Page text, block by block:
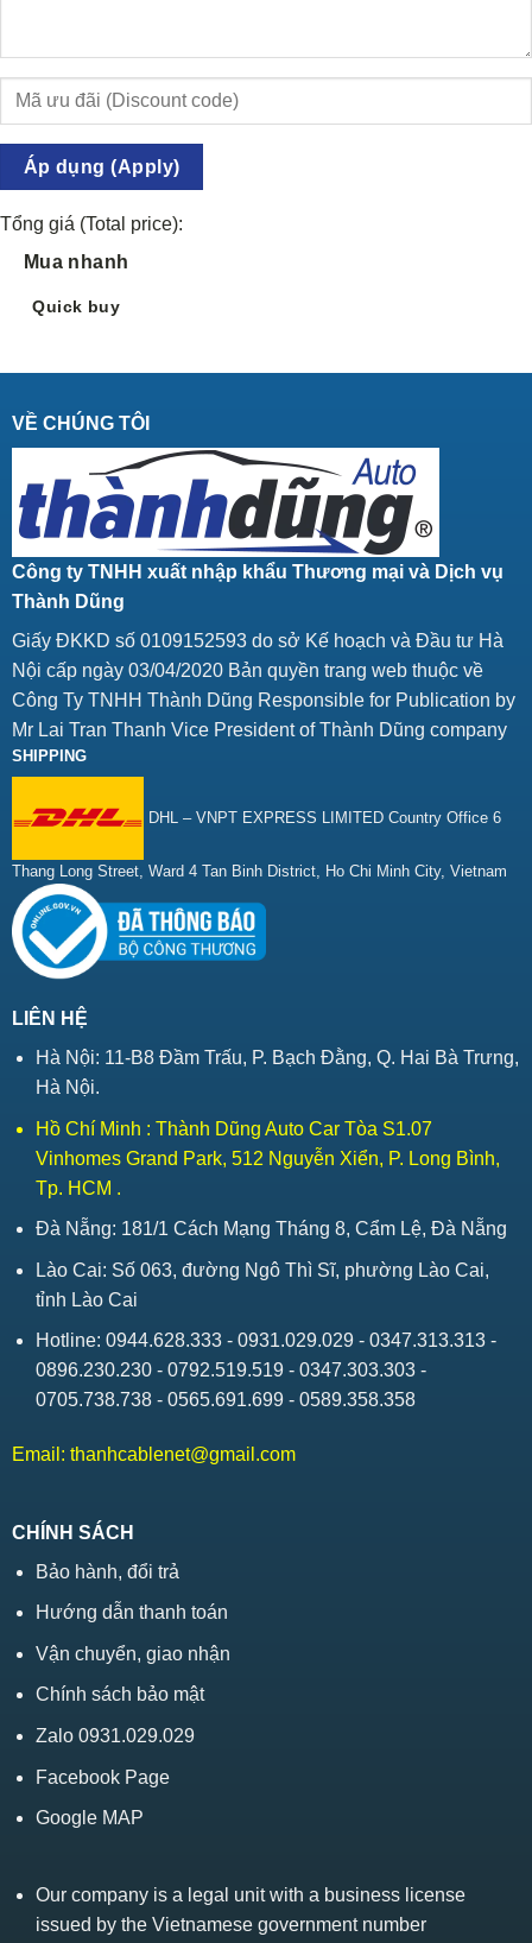
Áp dụng (Apply)
Tổng giá (Total price):
Mua nhanh
Quick buy
VỀ CHÚNG TÔI
Công ty TNHH xuất nhập khẩu Thương mại và Dịch vụ
Thành Dũng
Giấy ĐKKD số 0109152593 do sở Kế hoạch và Đầu tư Hà
Nội cấp ngày 03/04/2020 Bản quyền trang web thuộc về
Công Ty TNHH Thành Dũng Responsible for Publication by
Mr Lai Tran Thanh Vice President of Thành Dũng company
SHIPPING
DHL – VNPT EXPRESS LIMITED Country Office 6
Thang Long Street, Ward 4 Tan Binh District, Ho Chi Minh City, Vietnam
LIÊN HỆ
Hà Nội: 11-B8 Đầm Trấu, P. Bạch Đằng, Q. Hai Bà Trưng,
Hà Nội.
Hồ Chí Minh : Thành Dũng Auto Car Tòa S1.07
Vinhomes Grand Park, 512 Nguyễn Xiển, P. Long Bình,
Tp. HCM .
Đà Nẵng: 181/1 Cách Mạng Tháng 8, Cẩm Lệ, Đà Nẵng
Lào Cai: Số 063, đường Ngô Thì Sĩ, phường Lào Cai,
tỉnh Lào Cai
Hotline: 0944.628.333 - 0931.029.029 - 0347.313.313 -
0896.230.230 - 0792.519.519 - 0347.303.303 -
0705.738.738 - 0565.691.699 - 0589.358.358
Email: thanhcablenet@gmail.com
CHÍNH SÁCH
Bảo hành, đổi trả
Hướng dẫn thanh toán
Vận chuyển, giao nhận
Chính sách bảo mật
Zalo 0931.029.029
Facebook Page
Google MAP
Our company is a legal unit with a business license
issued by the Vietnamese government number